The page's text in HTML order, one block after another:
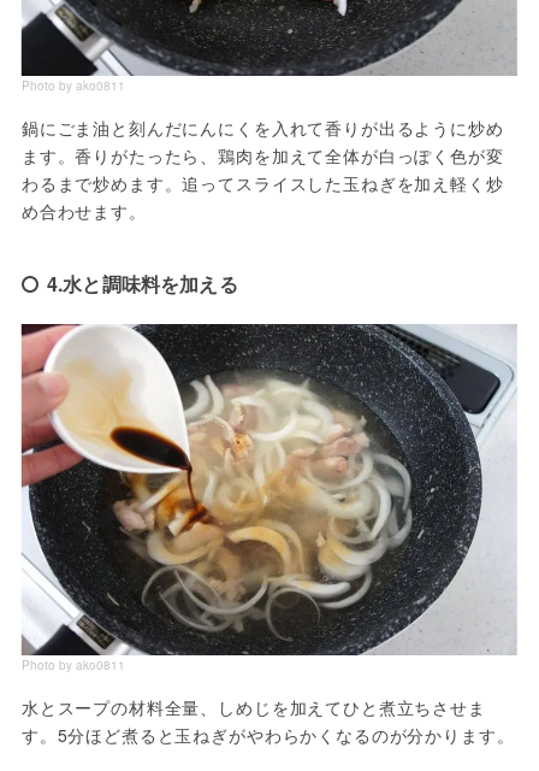
Photo by ako0811
鍋にごま油と刻んだにんにくを入れて香りが出るように炒め
ます。香りがたったら、鶏肉を加えて全体が白っぽく色が変
わるまで炒めます。追ってスライスした玉ねぎを加え軽く炒
め合わせます。
4.水と調味料を加える
Photo by ako0811
水とスープの材料全量、しめじを加えてひと煮立ちさせま
す。5分ほど煮ると玉ねぎがやわらかくなるのが分かります。